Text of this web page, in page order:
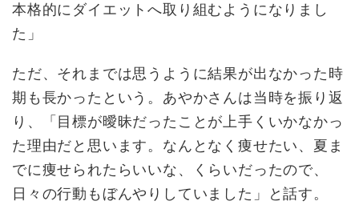
本格的にダイエットへ取り組むようになりまし
た」
ただ、それまでは思うように結果が出なかった時
期も長かったという。あやかさんは当時を振り返
り、「目標が曖昧だったことが上手くいかなかっ
た理由だと思います。なんとなく痩せたい、夏ま
でに痩せられたらいいな、くらいだったので、
日々の行動もぼんやりしていました」と話す。